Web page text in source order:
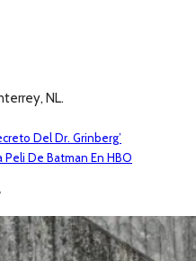
NL.
Del Dr. Grinberg’
Peli De Batman En HBO